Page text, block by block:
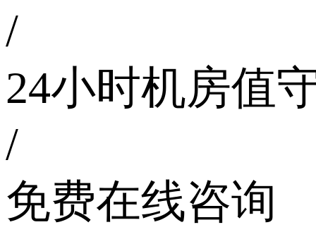
/
24小时机房值
/
免费在线咨询